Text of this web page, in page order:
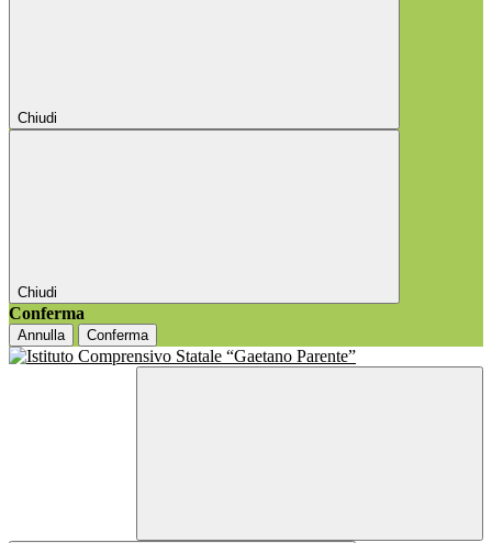
Chiudi
Chiudi
Conferma
Annulla Conferma